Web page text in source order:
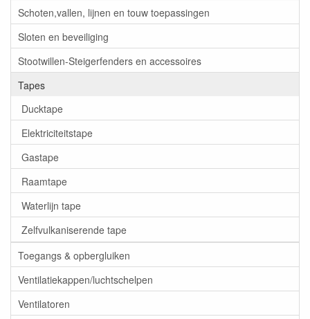
Schoten,vallen, lijnen en touw toepassingen
Sloten en beveiliging
Stootwillen-Steigerfenders en accessoires
Tapes
Ducktape
Elektriciteitstape
Gastape
Raamtape
Waterlijn tape
Zelfvulkaniserende tape
Toegangs & opbergluiken
Ventilatiekappen/luchtschelpen
Ventilatoren